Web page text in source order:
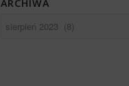
ARCHIWA